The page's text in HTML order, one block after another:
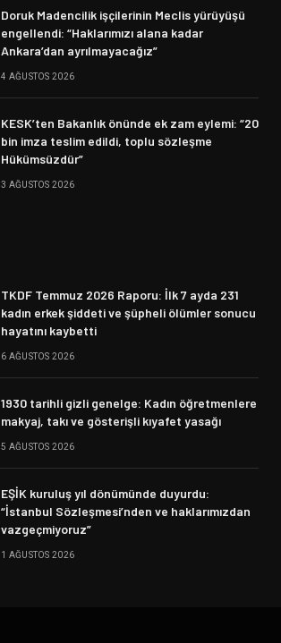
Doruk Madencilik işçilerinin Meclis yürüyüşü
engellendi: “Haklarımızı alana kadar
Ankara’dan ayrılmayacağız”
4 AĞUSTOS 2026
KESK’ten Bakanlık önünde ek zam eylemi: “20
bin imza teslim edildi, toplu sözleşme
Hükümsüzdür”
3 AĞUSTOS 2026
TKDF Temmuz 2026 Raporu: İlk 7 ayda 231
kadın erkek şiddeti ve şüpheli ölümler sonucu
hayatını kaybetti
6 AĞUSTOS 2026
1930 tarihli gizli genelge: Kadın öğretmenlere
makyaj, takı ve gösterişli kıyafet yasağı
5 AĞUSTOS 2026
EŞİK kuruluş yıl dönümünde duyurdu:
“İstanbul Sözleşmesi’nden ve haklarımızdan
vazgeçmiyoruz”
1 AĞUSTOS 2026